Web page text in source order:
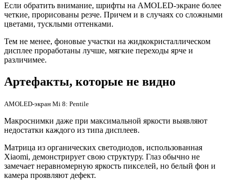
Если обратить внимание, шрифты на AMOLED-экране более
четкие, прорисованы резче. Причем и в случаях со сложными
цветами, тусклыми оттенками.
Тем не менее, фоновые участки на жидкокристаллическом
дисплее проработаны лучше, мягкие переходы ярче и
различимее.
Артефакты, которые не видно
AMOLED-экран Mi 8: Pentile
Макроснимки даже при максимальной яркости выявляют
недостатки каждого из типа дисплеев.
Матрица из органических светодиодов, использованная
Xiaomi, демонстрирует свою структуру. Глаз обычно не
замечает неравномерную яркость пикселей, но белый фон и
камера проявляют дефект.